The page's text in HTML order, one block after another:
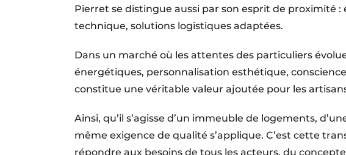
Pierret se distingue aussi par son esprit de proxi­mité
technique, solutions logistiques adaptées.
Dans un marché où les attentes des particuliers
énergétiques, personnalisation esthétique,
constitue une véritable valeur ajoutée pour les
Ainsi, qu’il s’agisse d’un immeuble de logements,
même exigence de qualité s’applique. C’est cette
répondre aux besoins de tous les acteurs, du